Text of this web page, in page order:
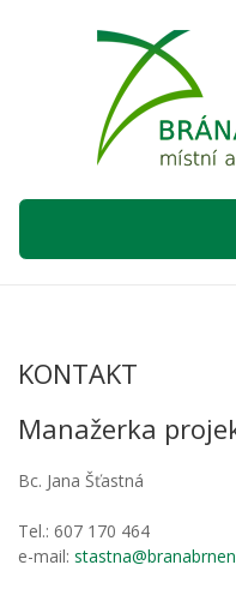
KONTAKT
Manažerka
Bc. Jana Šťastná
Tel.: 607 170 464
e-mail: